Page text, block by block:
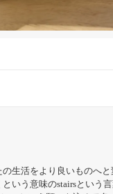
生活をより良いものへ
いう意味のstairsという